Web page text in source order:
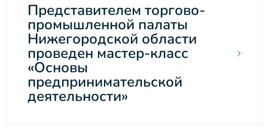
Представителем торгово-
промышленной палаты
Нижегородской области
проведен мастер-класс
«Основы
предпринимательской
деятельности»